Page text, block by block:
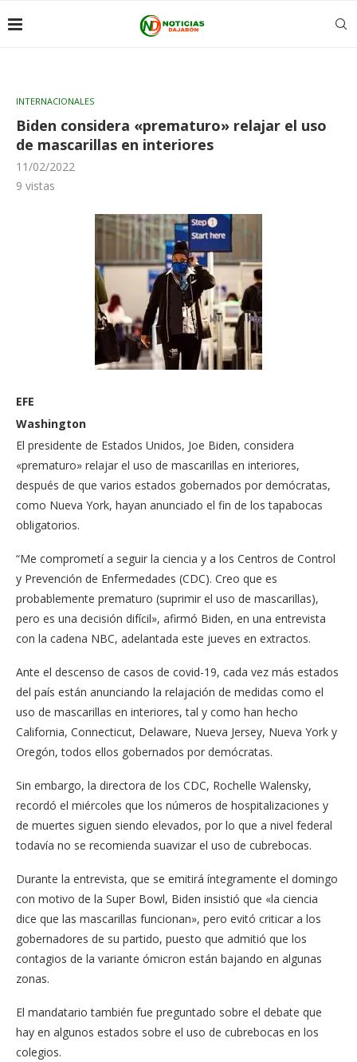
INTERNACIONALES
Biden considera «prematuro» relajar el uso
de mascarillas en interiores
11/02/2022
9 vistas
EFE
Washington
El presidente de Estados Unidos, Joe Biden, considera
«prematuro» relajar el uso de mascarillas en interiores,
después de que varios estados gobernados por demócratas,
como Nueva York, hayan anunciado el fin de los tapabocas
obligatorios.
“Me comprometí a seguir la ciencia y a los Centros de Control
y Prevención de Enfermedades (CDC). Creo que es
probablemente prematuro (suprimir el uso de mascarillas),
pero es una decisión difícil», afirmó Biden, en una entrevista
con la cadena NBC, adelantada este jueves en extractos.
Ante el descenso de casos de covid-19, cada vez más estados
del país están anunciando la relajación de medidas como el
uso de mascarillas en interiores, tal y como han hecho
California, Connecticut, Delaware, Nueva Jersey, Nueva York y
Oregón, todos ellos gobernados por demócratas.
Sin embargo, la directora de los CDC, Rochelle Walensky,
recordó el miércoles que los números de hospitalizaciones y
de muertes siguen siendo elevados, por lo que a nivel federal
todavía no se recomienda suavizar el uso de cubrebocas.
Durante la entrevista, que se emitirá íntegramente el domingo
con motivo de la Super Bowl, Biden insistió que «la ciencia
dice que las mascarillas funcionan», pero evitó criticar a los
gobernadores de su partido, puesto que admitió que los
contagios de la variante ómicron están bajando en algunas
zonas.
El mandatario también fue preguntado sobre el debate que
hay en algunos estados sobre el uso de cubrebocas en los
colegios.